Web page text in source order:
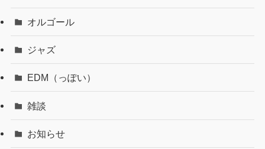
オルゴール
ジャズ
EDM（っぽい）
雑談
お知らせ